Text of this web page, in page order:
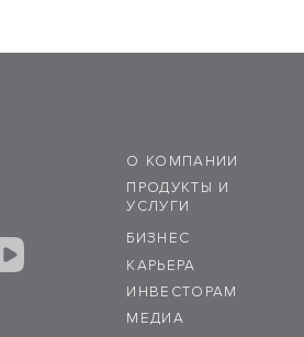
О КОМПАНИИ
ПРОДУКТЫ И
УСЛУГИ
БИЗНЕС
КАРЬЕРА
ИНВЕСТОРАМ
МЕДИА